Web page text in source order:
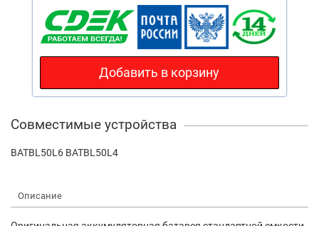
Добавить в корзину
Совместимые устройства
BATBL50L6 BATBL50L4
Описание